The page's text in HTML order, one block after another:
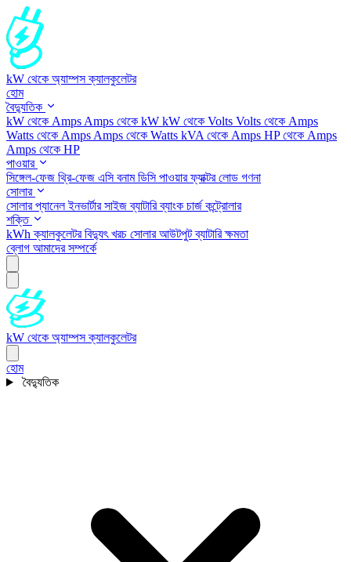
kW থেকে অ্যাম্পস ক্যালকুলেটর
হোম
বৈদ্যুতিক
kW থেকে Amps Amps থেকে kW kW থেকে Volts Volts থেকে Amps
Watts থেকে Amps Amps থেকে Watts kVA থেকে Amps HP থেকে Amps
Amps থেকে HP
পাওয়ার
সিঙ্গেল-ফেজ থ্রি-ফেজ এসি বনাম ডিসিপাওয়ার ফ্যাক্টরলোড গণনা
সোলার
সোলার প্যানেলইনভার্টার সাইজব্যাটারি ব্যাংক চার্জ কন্ট্রোলার
শক্তি
kWh ক্যালকুলেটরবিদ্যুৎ খরচ সোলার আউটপুটব্যাটারি ক্ষমতা
ব্লোগ আমাদের সম্পর্কে
kW থেকে অ্যাম্পস ক্যালকুলেটর
হোম
বৈদ্যুতিক